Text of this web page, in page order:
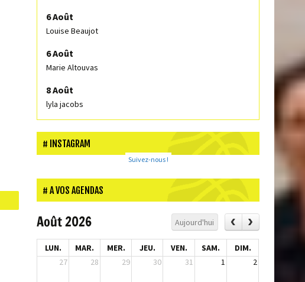
6 Août
Louise Beaujot
6 Août
Marie Altouvas
8 Août
lyla jacobs
INSTAGRAM
Suivez-nous !
A VOS AGENDAS
Août 2026 Aujourd'hui
LUN. MAR. MER. JEU. VEN. SAM.
DIM.
27
28 29 30 31 1 2